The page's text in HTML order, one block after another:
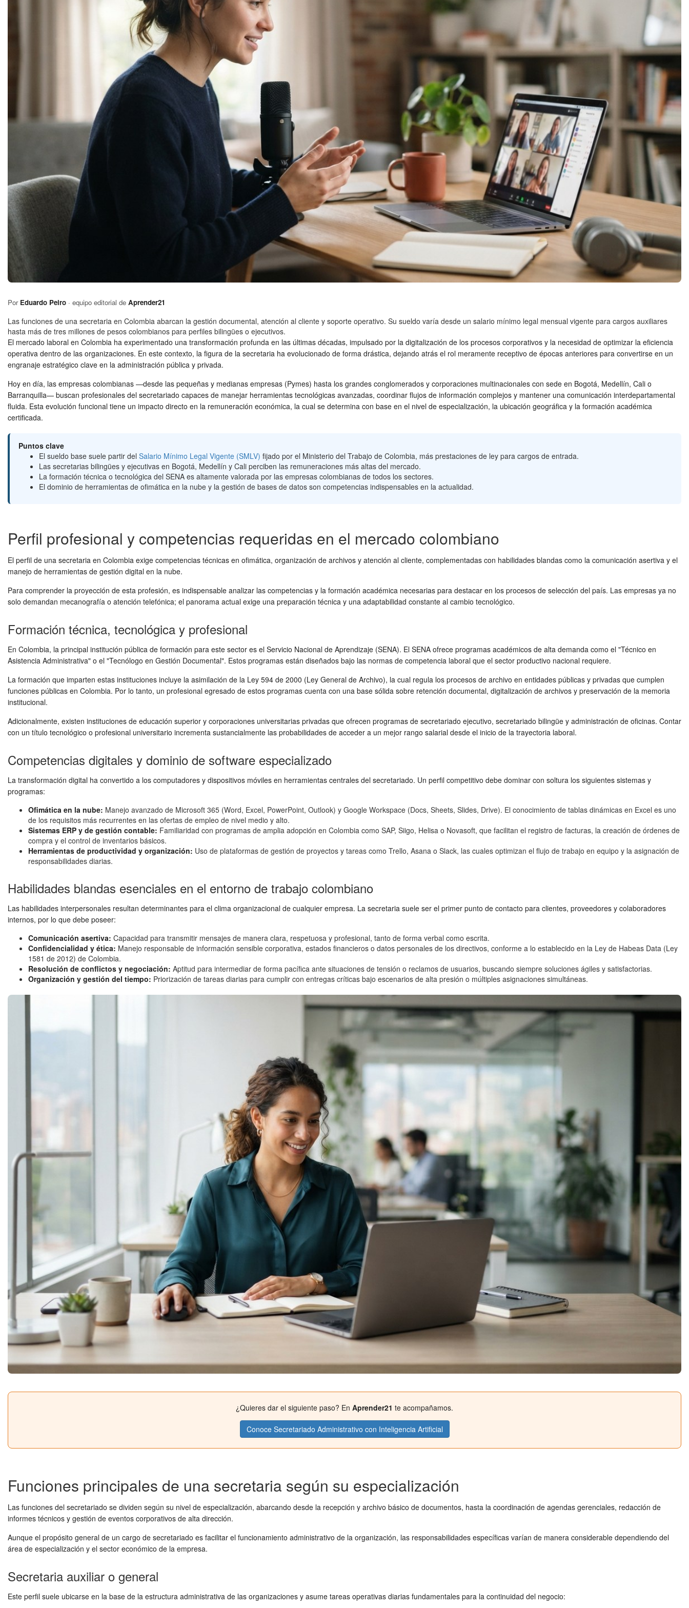
Por Eduardo Peiro · equipo editorial de Aprender21
Las funciones de una secretaria en Colombia abarcan la gestión documental, atención al cliente y soporte operativo. Su sueldo varía desde un salario mínimo legal mensual vigente para cargos auxiliares
hasta más de tres millones de pesos colombianos para perfiles bilingües o ejecutivos.
El mercado laboral en Colombia ha experimentado una transformación profunda en las últimas décadas, impulsado por la digitalización de los procesos corporativos y la necesidad de optimizar la eficiencia
operativa dentro de las organizaciones. En este contexto, la figura de la secretaria ha evolucionado de forma drástica, dejando atrás el rol meramente receptivo de épocas anteriores para convertirse en un
engranaje estratégico clave en la administración pública y privada.
Hoy en día, las empresas colombianas —desde las pequeñas y medianas empresas (Pymes) hasta los grandes conglomerados y corporaciones multinacionales con sede en Bogotá, Medellín, Cali o
Barranquilla— buscan profesionales del secretariado capaces de manejar herramientas tecnológicas avanzadas, coordinar flujos de información complejos y mantener una comunicación interdepartamental
fluida. Esta evolución funcional tiene un impacto directo en la remuneración económica, la cual se determina con base en el nivel de especialización, la ubicación geográfica y la formación académica
certificada.
Puntos clave
El sueldo base suele partir del Salario Mínimo Legal Vigente (SMLV) fijado por el Ministerio del Trabajo de Colombia, más prestaciones de ley para cargos de entrada.
Las secretarias bilingües y ejecutivas en Bogotá, Medellín y Cali perciben las remuneraciones más altas del mercado.
La formación técnica o tecnológica del SENA es altamente valorada por las empresas colombianas de todos los sectores.
El dominio de herramientas de ofimática en la nube y la gestión de bases de datos son competencias indispensables en la actualidad.
Perfil profesional y competencias requeridas en el mercado colombiano
El perfil de una secretaria en Colombia exige competencias técnicas en ofimática, organización de archivos y atención al cliente, complementadas con habilidades blandas como la comunicación asertiva y el
manejo de herramientas de gestión digital en la nube.
Para comprender la proyección de esta profesión, es indispensable analizar las competencias y la formación académica necesarias para destacar en los procesos de selección del país. Las empresas ya no
solo demandan mecanografía o atención telefónica; el panorama actual exige una preparación técnica y una adaptabilidad constante al cambio tecnológico.
Formación técnica, tecnológica y profesional
En Colombia, la principal institución pública de formación para este sector es el Servicio Nacional de Aprendizaje (SENA). El SENA ofrece programas académicos de alta demanda como el "Técnico en
Asistencia Administrativa" o el "Tecnólogo en Gestión Documental". Estos programas están diseñados bajo las normas de competencia laboral que el sector productivo nacional requiere.
La formación que imparten estas instituciones incluye la asimilación de la Ley 594 de 2000 (Ley General de Archivo), la cual regula los procesos de archivo en entidades públicas y privadas que cumplen
funciones públicas en Colombia. Por lo tanto, un profesional egresado de estos programas cuenta con una base sólida sobre retención documental, digitalización de archivos y preservación de la memoria
institucional.
Adicionalmente, existen instituciones de educación superior y corporaciones universitarias privadas que ofrecen programas de secretariado ejecutivo, secretariado bilingüe y administración de oficinas. Contar
con un título tecnológico o profesional universitario incrementa sustancialmente las probabilidades de acceder a un mejor rango salarial desde el inicio de la trayectoria laboral.
Competencias digitales y dominio de software especializado
La transformación digital ha convertido a los computadores y dispositivos móviles en herramientas centrales del secretariado. Un perfil competitivo debe dominar con soltura los siguientes sistemas y
programas:
Ofimática en la nube: Manejo avanzado de Microsoft 365 (Word, Excel, PowerPoint, Outlook) y Google Workspace (Docs, Sheets, Slides, Drive). El conocimiento de tablas dinámicas en Excel es uno
de los requisitos más recurrentes en las ofertas de empleo de nivel medio y alto.
Sistemas ERP y de gestión contable: Familiaridad con programas de amplia adopción en Colombia como SAP, Siigo, Helisa o Novasoft, que facilitan el registro de facturas, la creación de órdenes de
compra y el control de inventarios básicos.
Herramientas de productividad y organización: Uso de plataformas de gestión de proyectos y tareas como Trello, Asana o Slack, las cuales optimizan el flujo de trabajo en equipo y la asignación de
responsabilidades diarias.
Habilidades blandas esenciales en el entorno de trabajo colombiano
Las habilidades interpersonales resultan determinantes para el clima organizacional de cualquier empresa. La secretaria suele ser el primer punto de contacto para clientes, proveedores y colaboradores
internos, por lo que debe poseer:
Comunicación asertiva: Capacidad para transmitir mensajes de manera clara, respetuosa y profesional, tanto de forma verbal como escrita.
Confidencialidad y ética: Manejo responsable de información sensible corporativa, estados financieros o datos personales de los directivos, conforme a lo establecido en la Ley de Habeas Data (Ley
1581 de 2012) de Colombia.
Resolución de conflictos y negociación: Aptitud para intermediar de forma pacífica ante situaciones de tensión o reclamos de usuarios, buscando siempre soluciones ágiles y satisfactorias.
Organización y gestión del tiempo: Priorización de tareas diarias para cumplir con entregas críticas bajo escenarios de alta presión o múltiples asignaciones simultáneas.
¿Quieres dar el siguiente paso? En Aprender21 te acompañamos.
Conoce Secretariado Administrativo con Inteligencia Artificial
Funciones principales de una secretaria según su especialización
Las funciones del secretariado se dividen según su nivel de especialización, abarcando desde la recepción y archivo básico de documentos, hasta la coordinación de agendas gerenciales, redacción de
informes técnicos y gestión de eventos corporativos de alta dirección.
Aunque el propósito general de un cargo de secretariado es facilitar el funcionamiento administrativo de la organización, las responsabilidades específicas varían de manera considerable dependiendo del
área de especialización y el sector económico de la empresa.
Secretaria auxiliar o general
Este perfil suele ubicarse en la base de la estructura administrativa de las organizaciones y asume tareas operativas diarias fundamentales para la continuidad del negocio: